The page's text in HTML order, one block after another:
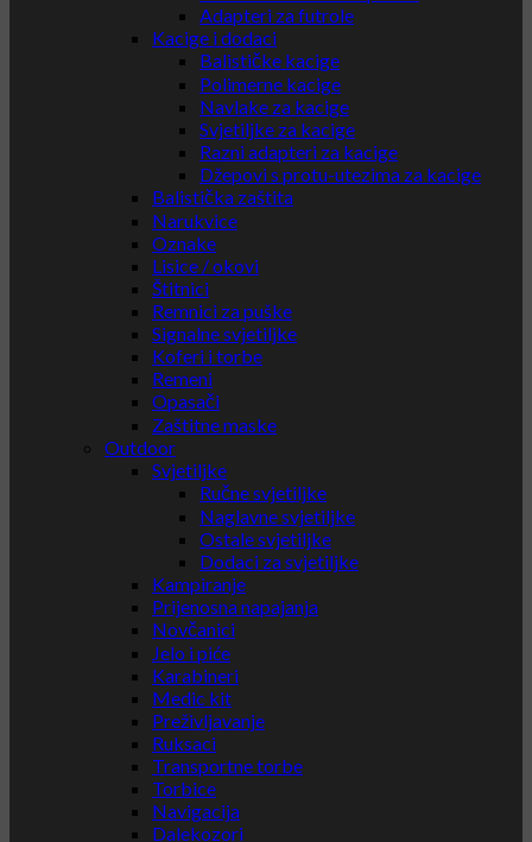
Adapteri za futrole
Kacige i dodaci
Balističke kacige
Polimerne kacige
Navlake za kacige
Svjetiljke za kacige
Razni adapteri za kacige
Džepovi s protu-utezima za kacige
Balistička zaštita
Narukvice
Oznake
Lisice / okovi
Štitnici
Remnici za puške
Signalne svjetiljke
Koferi i torbe
Remeni
Opasači
Zaštitne maske
Outdoor
Svjetiljke
Ručne svjetiljke
Naglavne svjetiljke
Ostale svjetiljke
Dodaci za svjetiljke
Kampiranje
Prijenosna napajanja
Novčanici
Jelo i piće
Karabineri
Medic kit
Preživljavanje
Ruksaci
Transportne torbe
Torbice
Navigacija
Dalekozori